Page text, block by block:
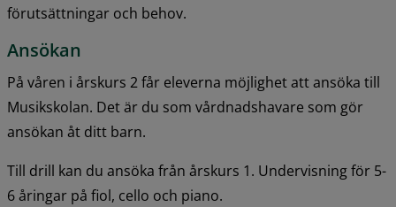
förutsättningar och behov.
Ansökan
På våren i årskurs 2 får eleverna möjlighet att ansöka till
Musikskolan. Det är du som vårdnadshavare som gör
ansökan åt ditt barn.
Till drill kan du ansöka från årskurs 1. Undervisning för 5-
6 åringar på fiol, cello och piano.